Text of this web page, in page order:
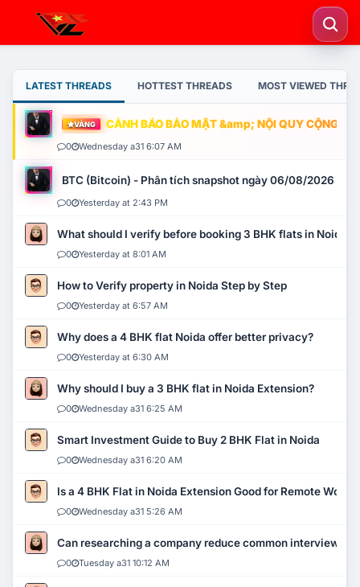
LATEST THREADS HOTTEST THREADS MOST VIEWED
VÀNG CẢNH BÁO BẢO MẬT &amp; NỘI QUY CỘNG
0 Wednesday a31 6:07 AM
BTC (Bitcoin) - Phân tích snapshot ngày 06/08/2026
0 Yesterday at 2:43 PM
What should I verify before booking 3 BHK flats in Noida?
0 Yesterday at 8:01 AM
How to Verify property in Noida Step by Step
0 Yesterday at 6:57 AM
Why does a 4 BHK flat Noida offer better privacy?
0 Yesterday at 6:30 AM
Why should I buy a 3 BHK flat in Noida Extension?
0 Wednesday a31 6:25 AM
Smart Investment Guide to Buy 2 BHK Flat in Noida
0 Wednesday a31 6:20 AM
Is a 4 BHK Flat in Noida Extension Good for Remote Work?
0 Wednesday a31 5:26 AM
Can researching a company reduce common interview
0 Tuesday a31 10:12 AM